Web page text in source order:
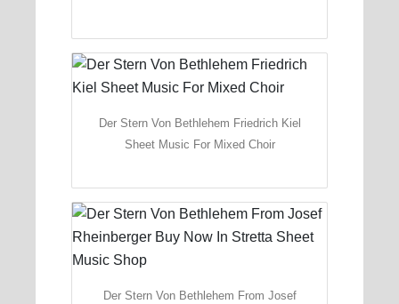
Der Stern Von Bethlehem Friedrich Kiel
Sheet Music For Mixed Choir
Der Stern Von Bethlehem From Josef